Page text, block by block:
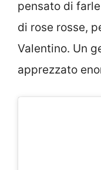
pensato di
di rose rosse,
Valentino. Un
apprezzato